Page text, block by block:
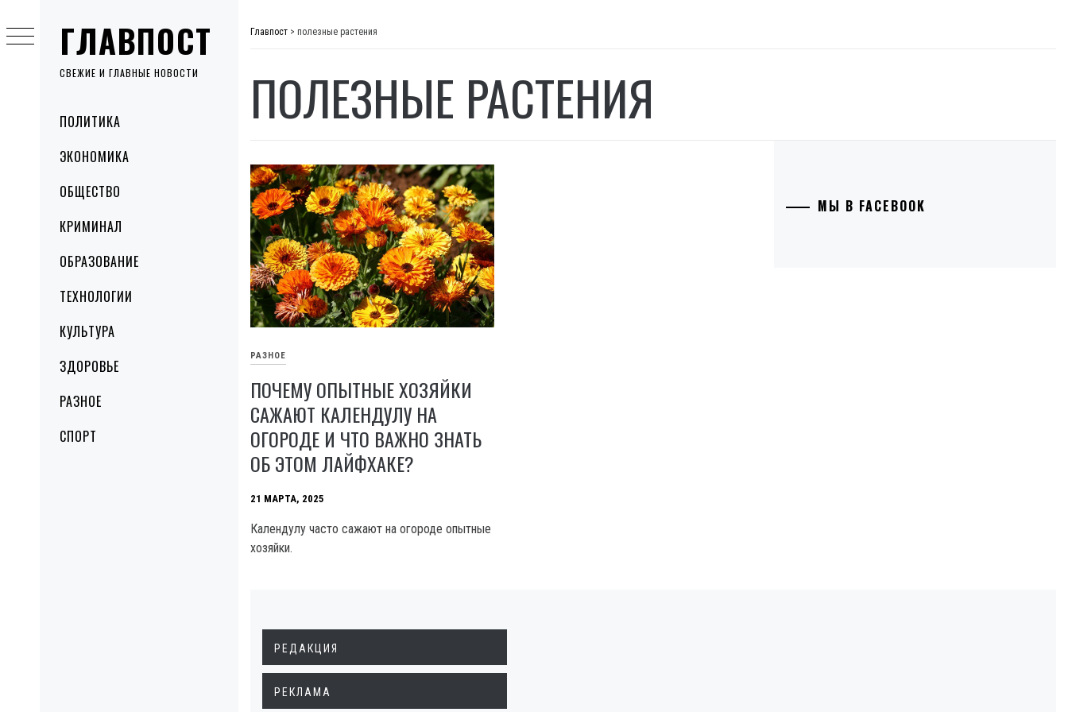
ГЛАВПОСТ
СВЕЖИЕ И ГЛАВНЫЕ НОВОСТИ
MenuПОЛИТИКА
ЭКОНОМИКА
ОБЩЕСТВО
КРИМИНАЛ
ОБРАЗОВАНИЕ
ТЕХНОЛОГИИ
КУЛЬТУРА
ЗДОРОВЬЕ
РАЗНОЕ
СПОРТ
to
content
Главпост > полезные растения
ПОЛЕЗНЫЕ РАСТЕНИЯ
РАЗНОЕ
ПОЧЕМУ ОПЫТНЫЕ ХОЗЯЙКИ
САЖАЮТ КАЛЕНДУЛУ НА
ОГОРОДЕ И ЧТО ВАЖНО ЗНАТЬ
ОБ ЭТОМ ЛАЙФХАКЕ?
21 МАРТА, 2025
Календулу часто сажают на огороде опытные
хозяйки.
МЫ В FACEBOOK
РЕДАКЦИЯ
РЕКЛАМА